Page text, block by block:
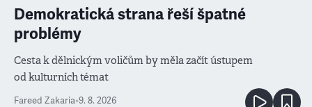
Demokratická strana řeší špatné
problémy
Cesta k dělnickým voličům by měla začít ústupem
od kulturních témat
Fareed Zakaria•9. 8. 2026